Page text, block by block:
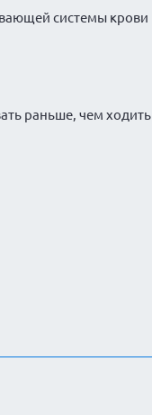
системы крови
раньше, чем ходить